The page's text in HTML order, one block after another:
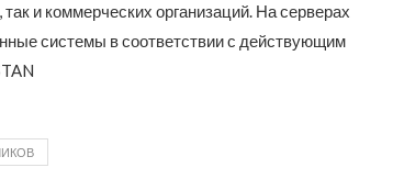
и коммерческих организаций. На серверах
системы в соответствии с действующим